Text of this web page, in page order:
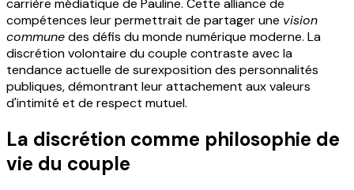
compétences leur permettrait de partager une vision
communedes défis du monde numérique moderne. La
discrétion volontaire du couple contraste avec la
tendance actuelle de surexposition des personnalités
publiques, démontrant leur attachement aux valeurs
d'intimité et de respect mutuel.
La discrétion comme philosophie de
vie du couple